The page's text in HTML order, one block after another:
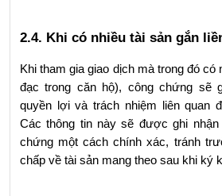
2.4. Khi có nhiều tài sản gắn
Khi tham gia giao dịch mà trong đó có
đạc trong căn hộ), công chứng sẽ
quyền lợi và trách nhiệm liên quan
Các thông tin này sẽ được ghi
chứng một cách chính xác, tránh
chấp về tài sản mang theo sau khi ký